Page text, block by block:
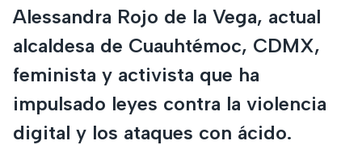
Alessandra Rojo de la Vega, actual
alcaldesa de Cuauhtémoc, CDMX,
feminista y activista que ha
impulsado leyes contra la violencia
digital y los ataques con ácido.